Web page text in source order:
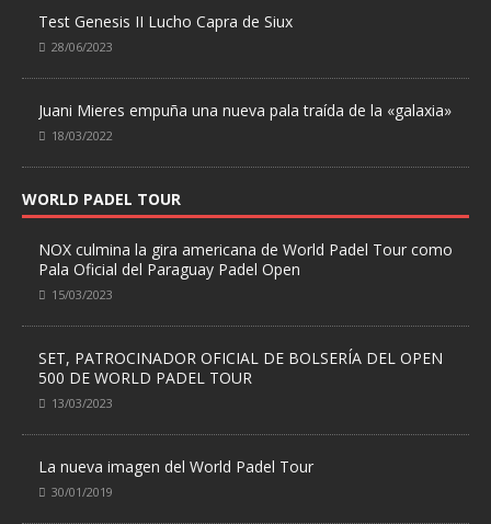
Test Genesis II Lucho Capra de Siux
28/06/2023
Juani Mieres empuña una nueva pala traída de la «galaxia»
18/03/2022
WORLD PADEL TOUR
NOX culmina la gira americana de World Padel Tour como
Pala Oficial del Paraguay Padel Open
15/03/2023
SET, PATROCINADOR OFICIAL DE BOLSERÍA DEL OPEN
500 DE WORLD PADEL TOUR
13/03/2023
La nueva imagen del World Padel Tour
30/01/2019